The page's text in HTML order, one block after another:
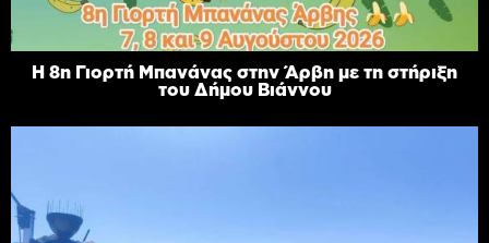
Η 8η Γιορτή Μπανάνας στην Άρβη με τη στήριξη
του Δήμου Βιάννου